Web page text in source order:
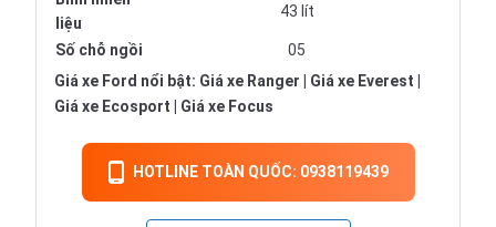
liệu
43 lít
Số chỗ ngồi
05
Giá xe Ford nổi bật: Giá xe Ranger | Giá xe Everest |
Giá xe Ecosport | Giá xe Focus
HOTLINE TOÀN QUỐC: 0938119439